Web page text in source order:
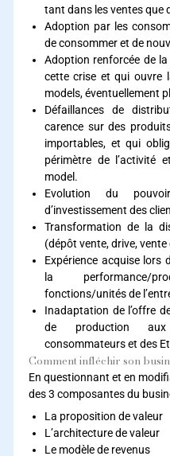
tant dans les ventes que
Adoption par les
de consommer et de
Adoption renforcée de
cette crise et qui ouvre
models, éventuellement
Défaillances de
carence sur des
importables, et qui
périmètre de l’activité
model.
Evolution du
d’investissement des
Transformation de la
(dépôt vente, drive, vente
Expérience acquise lors
la performance/
fonctions/unités de
Inadaptation de l’offre
de production
consommateurs et des
Comment infléchir son
En questionnant et en
des 3 composantes du
La proposition de valeur
L’architecture de valeur
Le modèle de revenus